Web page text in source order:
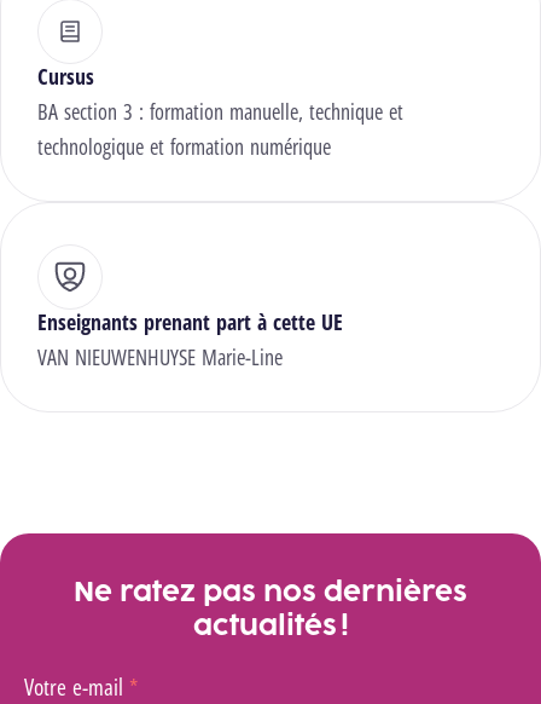
Cursus
BA section 3 : formation manuelle, technique et
technologique et formation numérique
Enseignants prenant part à cette UE
VAN NIEUWENHUYSE Marie-Line
Ne ratez pas nos dernières
actualités !
Votre e-mail *